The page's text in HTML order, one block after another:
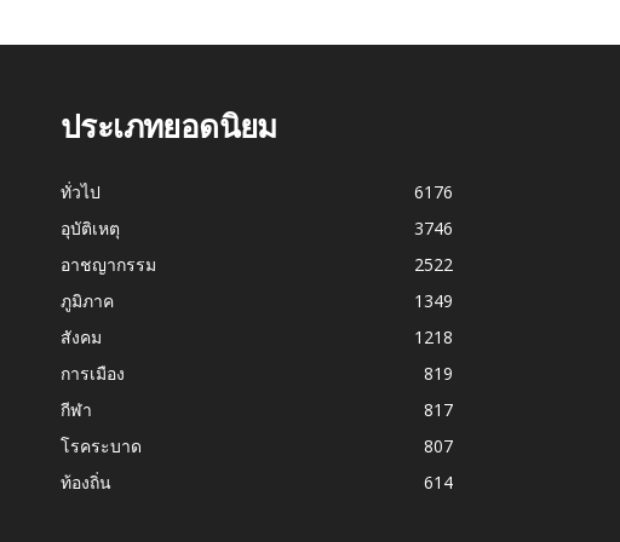
ประเภทยอดนิยม
ทั่วไป
6176
อุบัติเหตุ
3746
อาชญากรรม
2522
ภูมิภาค
1349
สังคม
1218
การเมือง
819
กีฬา
817
โรคระบาด
807
ท้องถิ่น
614